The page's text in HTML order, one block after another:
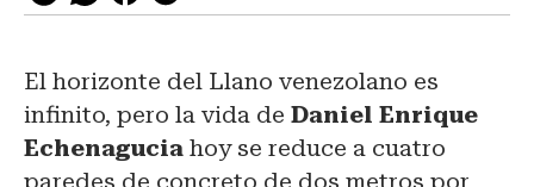
El horizonte del Llano venezolano es
infinito, pero la vida de Daniel Enrique
Echenagucia hoy se reduce a cuatro